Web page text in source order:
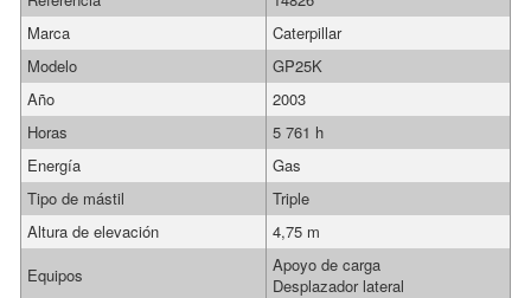
Marca
Caterpillar
Modelo
GP25K
Año
2003
Horas
5 761 h
Energía
Gas
Tipo de mástil
Triple
Altura de elevación
4,75 m
Equipos
Apoyo de carga
Desplazador lateral